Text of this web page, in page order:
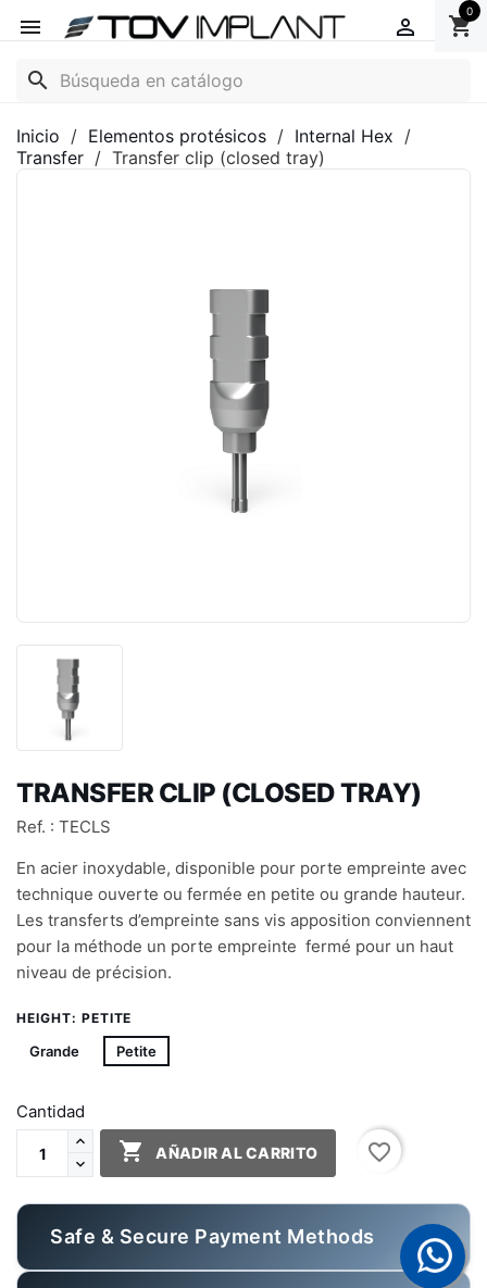
 shopping_cart
0

search
Inicio Elementos protésicos
Internal Hex
Transfer
Transfer clip (closed tray)
TRANSFER CLIP (CLOSED TRAY)
Ref. : TECLS
En acier inoxydable, disponible pour porte empreinte avec
technique ouverte ou fermée en petite ou grande hauteur.
Les transferts d’empreinte sans vis apposition conviennent
pour la méthode un porte empreinte fermé pour un haut
niveau de précision.
HEIGHT: PETITE
Grande Petite
Cantidad
 AÑADIR AL CARRITO favorite_border
Safe & Secure Payment Methods ▼